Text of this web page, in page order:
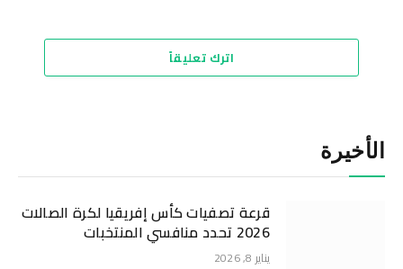
اترك تعليقاً
الأخيرة
قرعة تصفيات كأس إفريقيا لكرة الصالات
2026 تحدد منافسي المنتخبات
يناير 8, 2026